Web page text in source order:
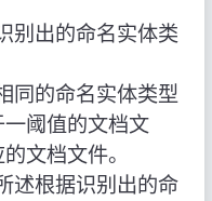
别出的命名实体类
同的命名实体类型
一阈值的文档文
文档文件。
述根据识别出的命